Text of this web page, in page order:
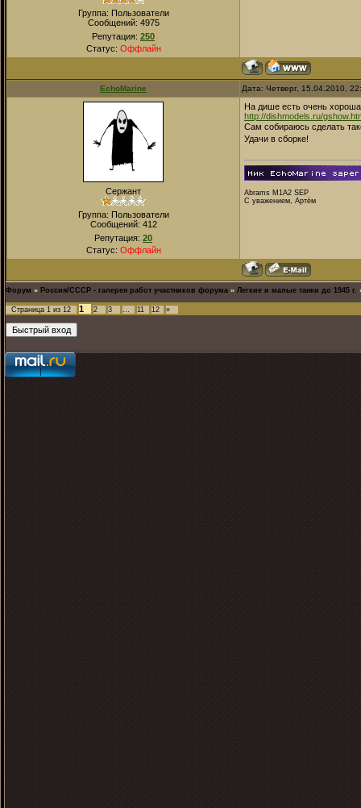
Группа: Пользователи
Сообщений: 4975
Репутация: 250
Статус: Оффлайн
EchoMarine Дата: Четверг, 15.04.2010,
Сержант
Группа: Пользователи
Сообщений: 412
Репутация: 20
Статус: Оффлайн
На дише есть очень
http://dishmodels.ru/
Сам собираюсь сделать
Удачи в сборке!
Abrams M1A2 SEP
С уважением, Артём
Форум » Россия/СССР - галерея работ участников форума » Легкие и малые танки до 1945 г.
Страница 1 из 12 1 2 3 … 11 12 »